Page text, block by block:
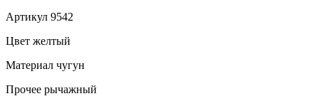
Артикул 9542
Цвет желтый
Материал чугун
Прочее рычажный